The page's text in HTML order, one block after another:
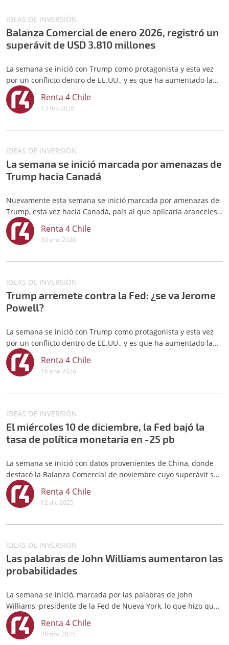
IDEAS DE INVERSIÓN
Balanza Comercial de enero 2026, registró un
superávit de USD 3.810 millones
La semana se inició con Trump como protagonista y esta vez
por un conflicto dentro de EE.UU., y es que ha aumentado la
presión sobre Jerome Powell, presidente de la Fed
Renta 4 Chile
13 feb 2026
IDEAS DE INVERSIÓN
La semana se inició marcada por amenazas de
Trump hacia Canadá
Nuevamente esta semana se inició marcada por amenazas de
Trump, esta vez hacia Canadá, país al que aplicaría aranceles
del 100%
Renta 4 Chile
30 ene 2026
IDEAS DE INVERSIÓN
Trump arremete contra la Fed: ¿se va Jerome
Powell?
La semana se inició con Trump como protagonista y esta vez
por un conflicto dentro de EE.UU., y es que ha aumentado la
presión sobre Jerome Powell, presidente de la Fed
Renta 4 Chile
16 ene 2026
IDEAS DE INVERSIÓN
El miércoles 10 de diciembre, la Fed bajó la
tasa de política monetaria en -25 pb
La semana se inició con datos provenientes de China, donde
destacó la Balanza Comercial de noviembre cuyo superávit se
ubicó por sobre lo esperado: USD 111.680 millones (vs USD
100.200 millones estimado)
Renta 4 Chile
12 dic 2025
IDEAS DE INVERSIÓN
Las palabras de John Williams aumentaron las
probabilidades
La semana se inició, marcada por las palabras de John
Williams, presidente de la Fed de Nueva York, lo que hizo que
las probabilidades de baja de tasa en -25 pb en la próxima
reunión de la Fed a celebrarse el 10 diciembre para llevarla a
un rango entre 3,50% - 3,75%, aumentaran hasta un 75,7% el
Renta 4 Chile
28 nov 2025